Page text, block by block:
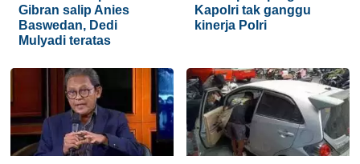
Gibran salip Anies
Baswedan, Dedi
Mulyadi teratas
Kapolri tak ganggu
kinerja Polri